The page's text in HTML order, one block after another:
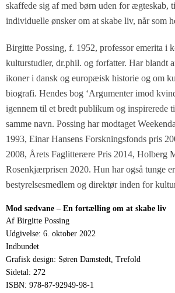
skaffede sig af med børn uden for ægteskab,
individuelle ønsker om at skabe liv, når som
Birgitte Possing, f. 1952, professor emerita i
kulturstudier, dr.phil. og forfatter. Har blandt
ikoner i dansk og europæisk historie og om
biografi. Hendes bog ‘Argumenter imod
igennem til et bredt publikum og inspirerede
samme navn. Possing har modtaget
1993, Einar Hansens Forskningsfonds pris
2008, Årets Faglitterære Pris 2014, Holberg
Rosenkjærprisen 2020. Hun har også tunge
bestyrelsesmedlem og direktør inden for
Mod sædvane – En fortælling om at skabe liv
Af Birgitte Possing
Udgivelse: 6. oktober 2022
Indbundet
Grafisk design: Søren Damstedt, Trefold
Sidetal: 272
ISBN: 978-87-92949-98-1